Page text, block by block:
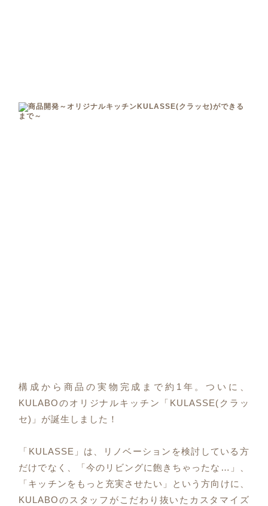
構成から商品の実物完成まで約1年。ついに、
KULABOのオリジナルキッチン「KULASSE(クラッ
セ)」が誕生しました！
「KULASSE」は、リノベーションを検討している方
だけでなく、「今のリビングに飽きちゃったな…」、
「キッチンをもっと充実させたい」という方向けに、
KULABOのスタッフがこだわり抜いたカスタマイズ